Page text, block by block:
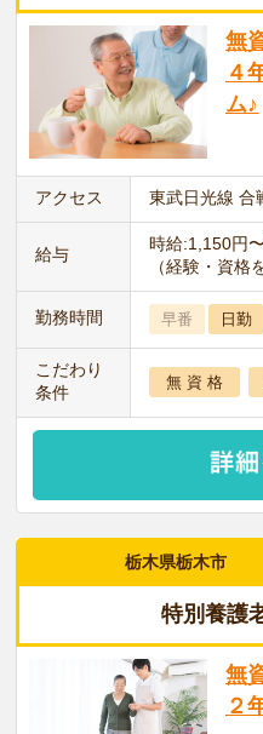
無
４
ム♪
アクセス 東武日光線 合
給与
時給:1,150円
（経験・資格
勤務時間 早番 日勤
こだわり
条件
無 資 格
栃木県栃木市
特別養護
無
２